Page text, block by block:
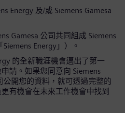
Energy 及/或 Siemens Gamesa
Gamesa 公司共同組成 Siemens
Energy」）。
的全新職涯機會邁出了第一
請。如果您同意向 Siemens
公開您的資料，就可透過完整的
有機會在未來工作機會中找到